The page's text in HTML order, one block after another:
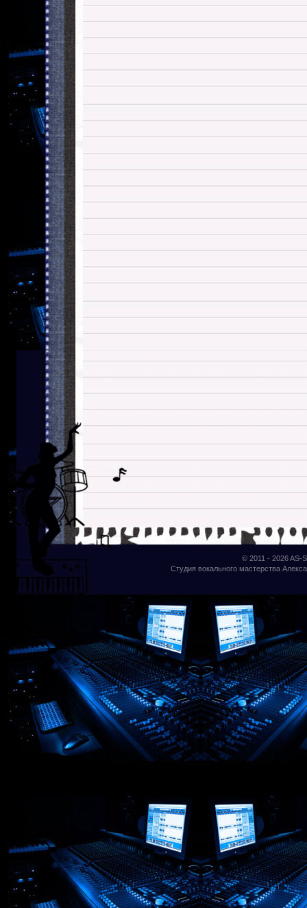
© 2011 - 2026AS-
Студия вокального мастерства